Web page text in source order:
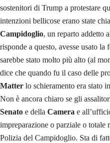
sostenitori di Trump a protestare
intenzioni bellicose erano state
Campidoglio, un reparto addetto
risponde a questo, avesse usato
sarebbe stato molto più alto (al
dice che quando fu il caso delle
Matter lo schieramento era stato
Non è ancora chiaro se gli
Senato e della Camera e
impreparazione o parziale o totale
Polizia del Campidoglio. Sta di